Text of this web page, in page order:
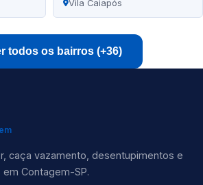
Vila Caiapós
todos os bairros (+36)
caça vazamento, desentupimentos e
Contagem-SP.